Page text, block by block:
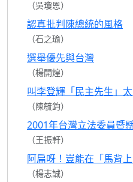
（吳瓊恩）
認真批判陳總統的風格
（石之瑜）
選舉優先與台灣
（楊開煌）
叫李登輝「民主先生」
（陳毓鈞）
2001年台灣立法委員暨
（王振軒）
阿扁呀！豈能在「馬背
（楊志誠）